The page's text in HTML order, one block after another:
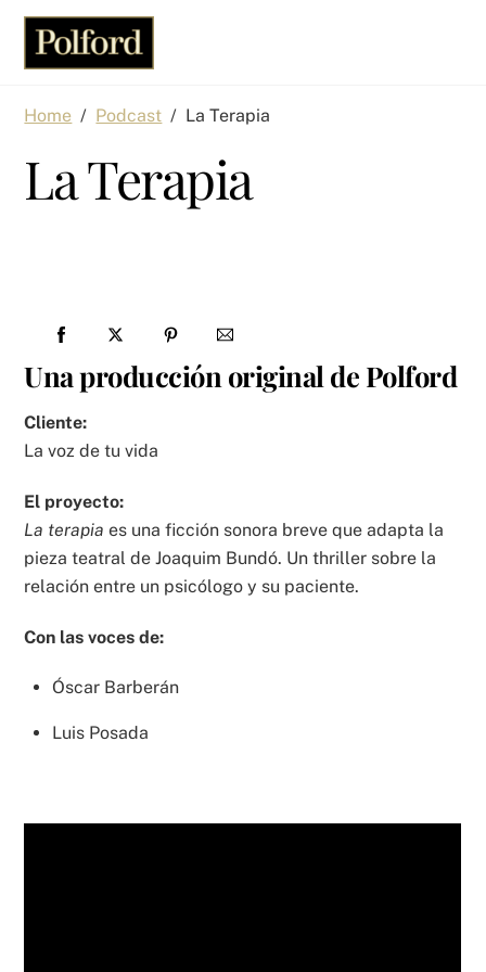
Skip
content
Home / Podcast / La Terapia
La Terapia
Una producción original de Polford
Cliente:
La voz de tu vida
El proyecto:
La terapia es una ficción sonora breve que adapta la
pieza teatral de Joaquim Bundó. Un thriller sobre la
relación entre un psicólogo y su paciente.
Con las voces de:
Óscar Barberán
Luis Posada